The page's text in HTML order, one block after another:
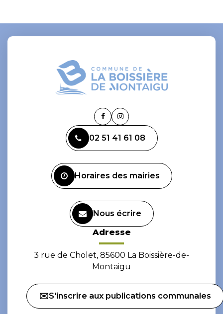
Lien
le
compte
Lien
le
compte
02 51 41 61 08
Horaires des mairies
Nous écrire
Adresse
3 rue de Cholet, 85600 La Boissière-de-
Montaigu
✉️S'inscrire aux publications communales